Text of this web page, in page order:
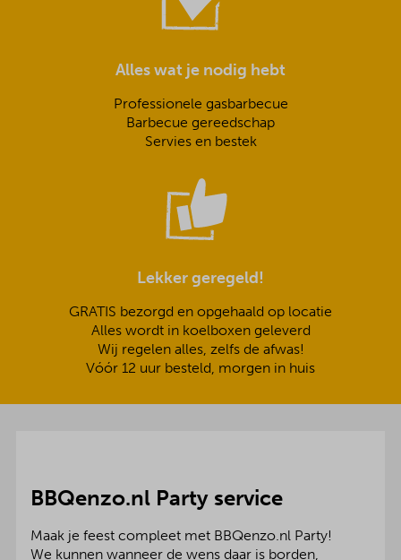
Alles wat je nodig hebt
Professionele gasbarbecue
Barbecue gereedschap
Servies en bestek
Lekker geregeld!
GRATIS bezorgd en opgehaald op locatie
Alles wordt in koelboxen geleverd
Wij regelen alles, zelfs de afwas!
Vóór 12 uur besteld, morgen in huis
BBQenzo.nl Party service
Maak je feest compleet met BBQenzo.nl Party!
We kunnen wanneer de wens daar is borden,